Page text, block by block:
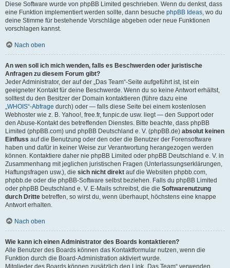
Diese Software wurde von phpBB Limited geschrieben. Wenn du denkst, dass
eine Funktion implementiert werden sollte, dann besuche phpBB Ideas, wo du
deine Stimme für bestehende Vorschläge abgeben oder neue Funktionen
vorschlagen kannst.
Nach oben
An wen soll ich mich wenden, falls es Beschwerden oder juristische
Anfragen zu diesem Forum gibt?
Jeder Administrator, der auf der „Das Team“-Seite aufgeführt ist, ist ein
geeigneter Kontakt für deine Beschwerde. Wenn du so keine Antwort erhältst,
solltest du den Besitzer der Domain kontaktieren (führe dazu eine
„WHOIS“-Abfrage durch) oder — falls diese Seite bei einem kostenlosen
Webhoster wie z. B. Yahoo!, free.fr, funpic.de usw. liegt — den Support oder
den Abuse-Kontakt des betreffenden Dienstes. Bitte beachte, dass phpBB
Limited (phpBB.com) und phpBB Deutschland e. V. (phpBB.de) absolut keinen
Einfluss auf die Benutzung oder den oder die Benutzer der Forensoftware
haben und dafür in keiner Weise zur Verantwortung herangezogen werden
können. Kontaktiere daher nie phpBB Limited oder phpBB Deutschland e. V. in
Zusammenhang mit jeglichen juristischen Fragen (Unterlassungserklärungen,
Haftungsfragen usw.), die sich nicht direkt auf die Websiten phpbb.com,
phpbb.de oder die phpBB-Software selbst beziehen. Falls du phpBB Limited
oder phpBB Deutschland e. V. E-Mails schreibst, die die Softwarenutzung
durch Dritte betreffen, so wirst du, wenn überhaupt, höchstens eine knappe
Antwort erhalten.
Nach oben
Wie kann ich einen Administrator des Boards kontaktieren?
Alle Benutzer des Boards können das Kontaktformular nutzen, wenn die
Funktion durch die Board-Administration aktiviert wurde.
Mitglieder des Boards können zusätzlich den Link „Das Team“ verwenden.